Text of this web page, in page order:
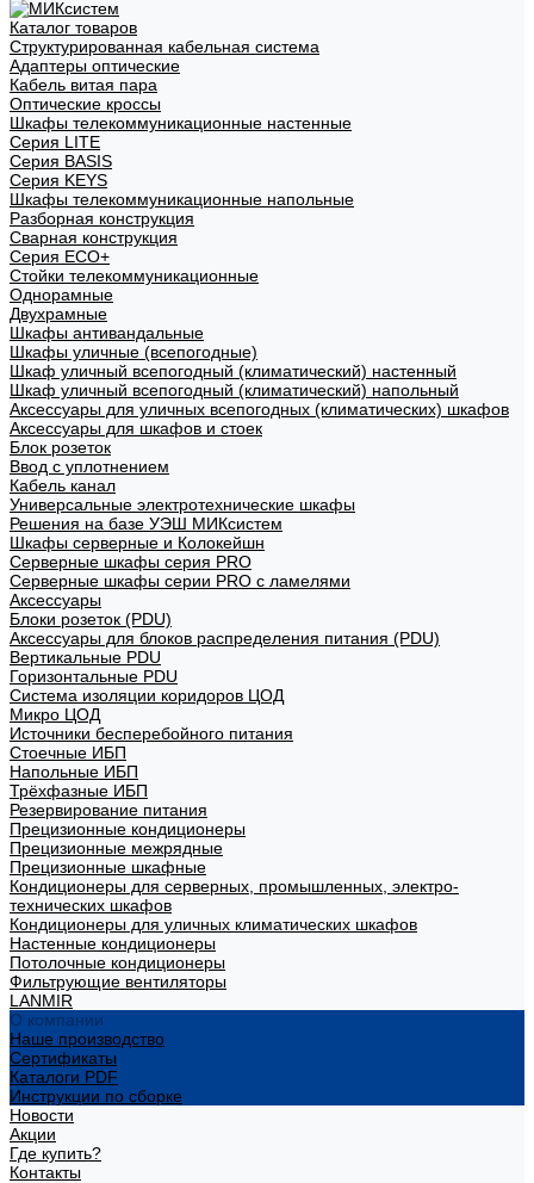
Каталог товаров
Структурированная кабельная система
Адаптеры оптические
Кабель витая пара
Оптические кроссы
Шкафы телекоммуникационные настенные
Cерия LITE
Cерия BASIS
Cерия KEYS
Шкафы телекоммуникационные напольные
Разборная конструкция
Сварная конструкция
Серия ECO+
Стойки телекоммуникационные
Однорамные
Двухрамные
Шкафы антивандальные
Шкафы уличные (всепогодные)
Шкаф уличный всепогодный (климатический) настенный
Шкаф уличный всепогодный (климатический) напольный
Аксессуары для уличных всепогодных (климатических) шкафов
Аксессуары для шкафов и стоек
Блок розеток
Ввод с уплотнением
Кабель канал
Универсальные электротехнические шкафы
Решения на базе УЭШ МИКсистем
Шкафы серверные и Колокейшн
Серверные шкафы серия PRO
Серверные шкафы серии PRO с ламелями
Аксессуары
Блоки розеток (PDU)
Аксессуары для блоков распределения питания (PDU)
Вертикальные PDU
Горизонтальные PDU
Система изоляции коридоров ЦОД
Микро ЦОД
Источники бесперебойного питания
Стоечные ИБП
Напольные ИБП
Трёхфазные ИБП
Резервирование питания
Прецизионные кондиционеры
Прецизионные межрядные
Прецизионные шкафные
Кондиционеры для серверных, промышленных, электро-
технических шкафов
Кондиционеры для уличных климатических шкафов
Настенные кондиционеры
Потолочные кондиционеры
Фильтрующие вентиляторы
LANMIR
О компании
Наше производство
Сертификаты
Каталоги PDF
Инструкции по сборке
Новости
Акции
Где купить?
Контакты